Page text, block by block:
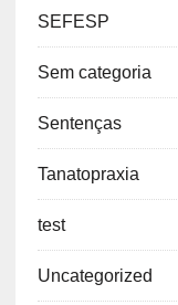
SEFESP
Sem categoria
Sentenças
Tanatopraxia
test
Uncategorized